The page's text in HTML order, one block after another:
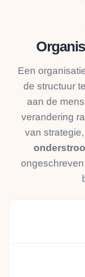
Een
de structuur
aan de
verandering
van